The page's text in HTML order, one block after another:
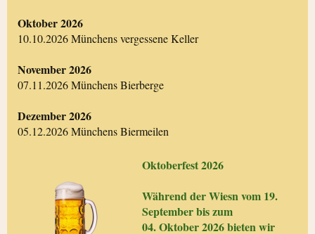
Oktober 2026
10.10.2026 Münchens vergessene Keller
November 2026
07.11.2026 Münchens Bierberge
Dezember 2026
05.12.2026 Münchens Biermeilen
Oktoberfest 2026
Während der Wiesn vom 19.
September bis zum
04. Oktober 2026 bieten wir